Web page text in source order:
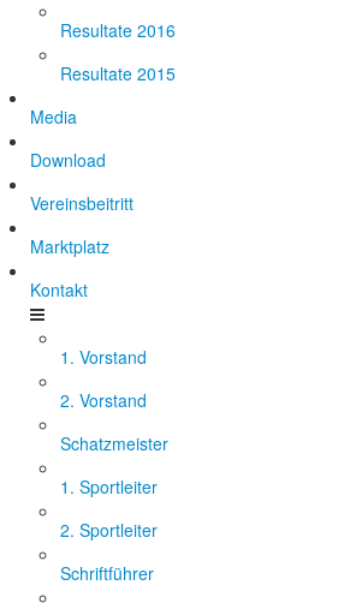
Resultate 2016
Resultate 2015
Media
Download
Vereinsbeitritt
Marktplatz
Kontakt
1. Vorstand
2. Vorstand
Schatzmeister
1. Sportleiter
2. Sportleiter
Schriftführer